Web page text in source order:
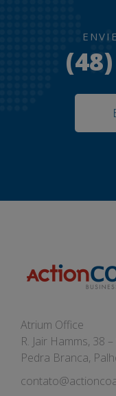
Atrium Office
R. Jair Hamms, 38
Pedra Branca,